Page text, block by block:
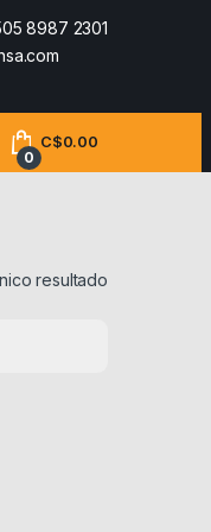
8987 2301
0
C$0.00
resultado